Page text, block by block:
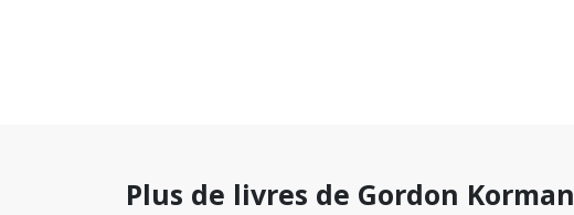
Plus de livres de Gordon Korman